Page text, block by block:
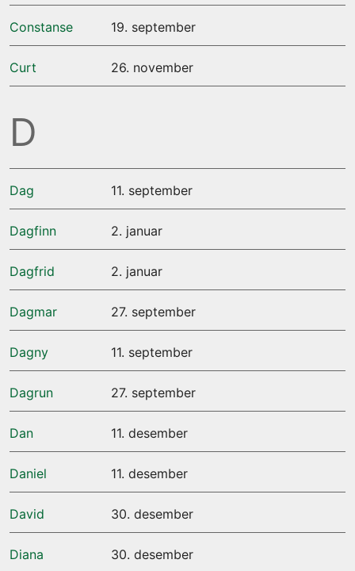
Constanse 19. september
Curt 26. november
D
Dag 11. september
Dagfinn 2. januar
Dagfrid 2. januar
Dagmar 27. september
Dagny 11. september
Dagrun 27. september
Dan 11. desember
Daniel 11. desember
David 30. desember
Diana 30. desember